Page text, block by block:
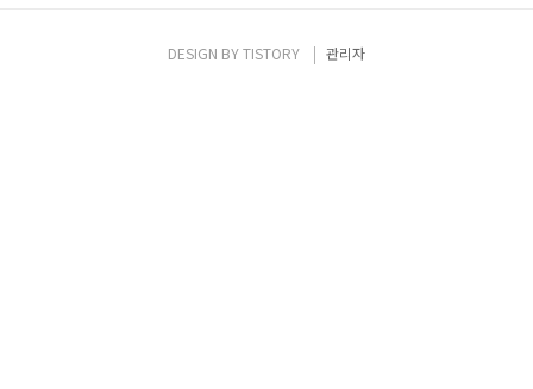
DESIGN BYTISTORY 관리자